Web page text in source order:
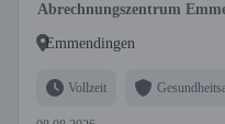
Abrechnungszentrum
Emmendingen
Vollzeit